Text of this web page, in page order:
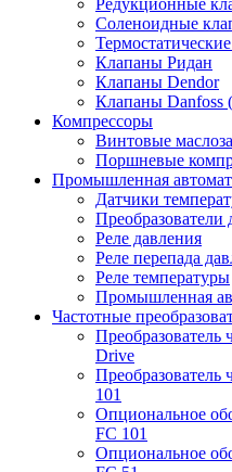
Редукционные
Соленоидные
Клапаны Ридан
Клапаны Dendor
Клапаны
Компрессоры
Винтовые
Поршневые
Промышленная
Датчики
Преобразователи
Реле давления
Реле перепада
Реле температуры
Промышленная
Частотные
Drive
101
Опциональное
FC 101
Опциональное